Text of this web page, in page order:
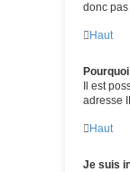
donc pas
Haut
Il est
adresse
Haut
Je suis